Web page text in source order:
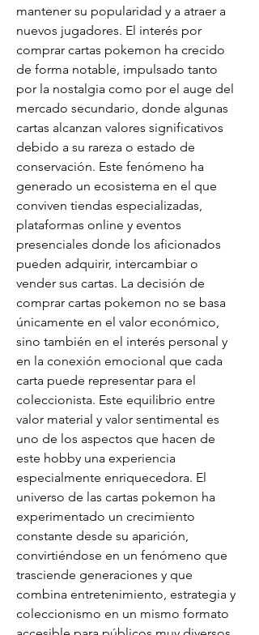
mantener su popularidad y a atraer a
nuevos jugadores. El interés por
comprar cartas pokemon ha crecido
de forma notable, impulsado tanto
por la nostalgia como por el auge del
mercado secundario, donde algunas
cartas alcanzan valores significativos
debido a su rareza o estado de
conservación. Este fenómeno ha
generado un ecosistema en el que
conviven tiendas especializadas,
plataformas online y eventos
presenciales donde los aficionados
pueden adquirir, intercambiar o
vender sus cartas. La decisión de
comprar cartas pokemon no se basa
únicamente en el valor económico,
sino también en el interés personal y
en la conexión emocional que cada
carta puede representar para el
coleccionista. Este equilibrio entre
valor material y valor sentimental es
uno de los aspectos que hacen de
este hobby una experiencia
especialmente enriquecedora. El
universo de las cartas pokemon ha
experimentado un crecimiento
constante desde su aparición,
convirtiéndose en un fenómeno que
trasciende generaciones y que
combina entretenimiento, estrategia y
coleccionismo en un mismo formato